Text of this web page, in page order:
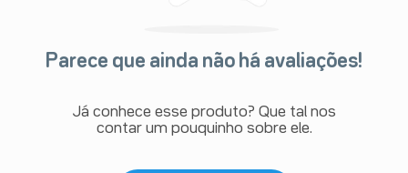
Parece que ainda não há avaliações!
Já conhece esse produto? Que tal nos
contar um pouquinho sobre ele.